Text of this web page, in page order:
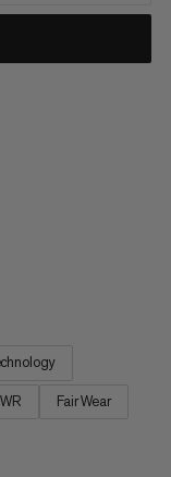
Fair Wear